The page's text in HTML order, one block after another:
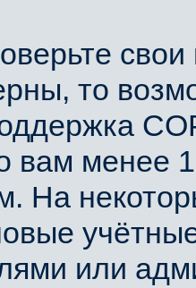
то
вам менее
На
или